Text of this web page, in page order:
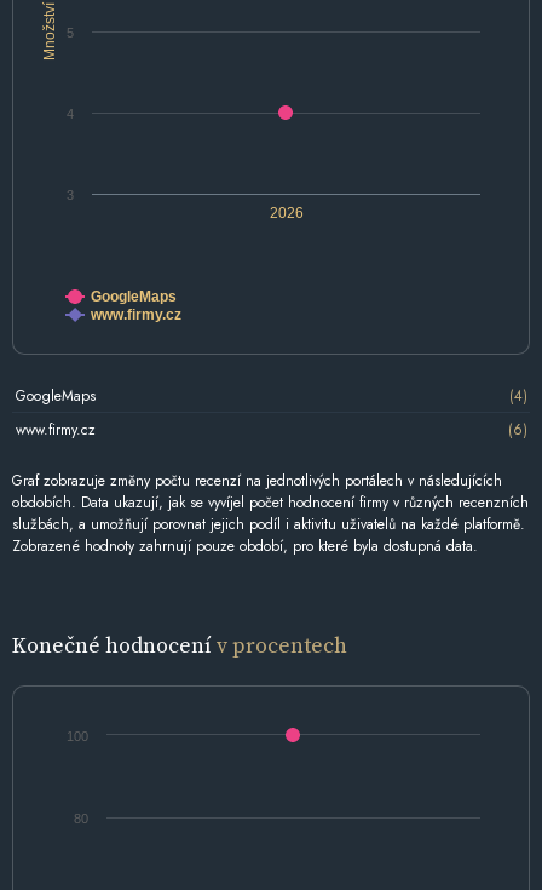
Množství
2026
4
5
3
GoogleMaps
www.firmy.cz
GoogleMaps
(4)
www.firmy.cz
(6)
Graf zobrazuje změny počtu recenzí na jednotlivých portálech v následujících
obdobích. Data ukazují, jak se vyvíjel počet hodnocení firmy v různých recenzních
službách, a umožňují porovnat jejich podíl i aktivitu uživatelů na každé platformě.
Zobrazené hodnoty zahrnují pouze období, pro které byla dostupná data.
Konečné hodnocenív procentech
80
100